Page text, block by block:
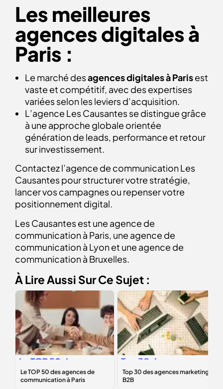
Les meilleures
agences digitales à
Paris :
Le marché desagences digitales à Parisest
vaste et compétitif, avec des expertises
variées selon les leviers d’acquisition.
L’agence Les Causantes se distingue grâce
à une approche globale orientée
génération de leads, performance et retour
sur investissement.
Contactez l’agence de communication Les
Causantes pour structurer votre stratégie,
lancer vos campagnes ou repenser votre
positionnement digital.
Les Causantes est une agence de
communication à Paris, une agence de
communication à Lyon et une agence de
communication à Bruxelles.
À Lire Aussi Sur Ce Sujet :
Le TOP 50 des
agences de
communication à
Top 30 des
agences
marketing B2B